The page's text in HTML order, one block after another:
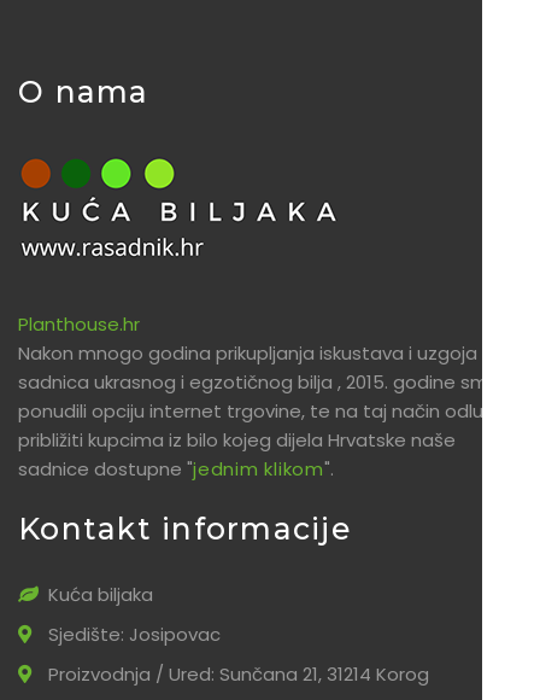
O nama
Planthouse.hr
Nakon mnogo godina prikupljanja iskustava i uzgoja
sadnica ukrasnog i egzotičnog bilja , 2015. godine smo
ponudili opciju internet trgovine, te na taj način odlučili
približiti kupcima iz bilo kojeg dijela Hrvatske naše
sadnice dostupne "jednim klikom".
Kontakt informacije
Kuća biljaka
Sjedište: Josipovac
Proizvodnja / Ured: Sunčana 21, 31214 Korog